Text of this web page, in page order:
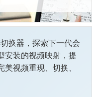
换器，探索下一代会
安装的视频映射，提
视频重现、切换、